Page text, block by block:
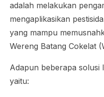
adalah melakukan
mengaplikasikan
yang mampu
Wereng Batang Cokelat
Adapun beberapa solusi
yaitu: